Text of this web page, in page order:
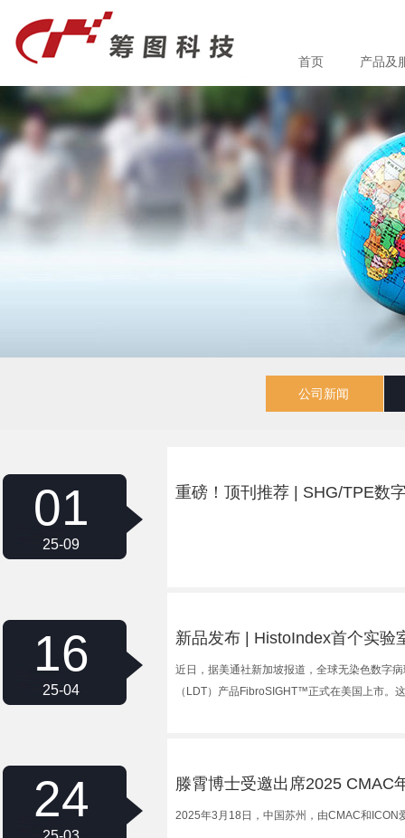
首页 产品及
公司新闻
01
25-09
重磅！顶刊推荐 | SHG/TPE数
16
25-04
新品发布 | HistoIndex首个实
近日，据美通社新加坡报道，全球无染色数字
（LDT）产品FibroSIGHT™正式在美国上市。
24 滕霄博士受邀出席2025 CMAC
2025年3月18日，中国苏州，由CMAC和ICON